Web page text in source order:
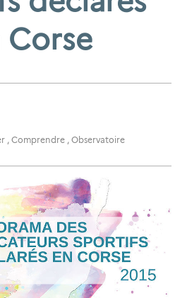
Corse
,Comprendre ,Observatoire